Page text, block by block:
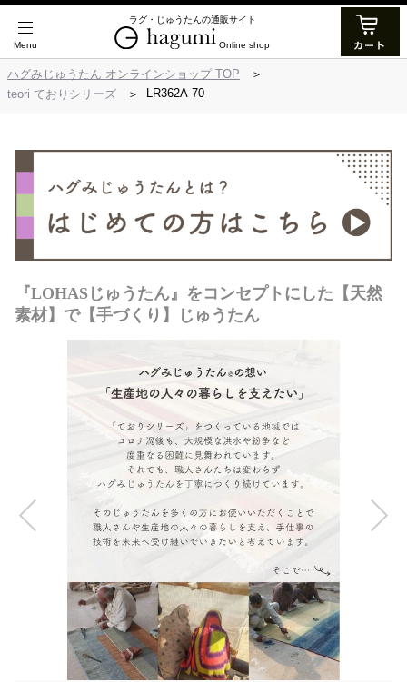
ラグ・じゅうたんの通販サイト
Online shop
ハグみじゅうたん オンラインショップ TOP
teori ておりシリーズ
LR362A-70
『LOHASじゅうたん』をコンセプトにした【天然
素材】で【手づくり】じゅうたん